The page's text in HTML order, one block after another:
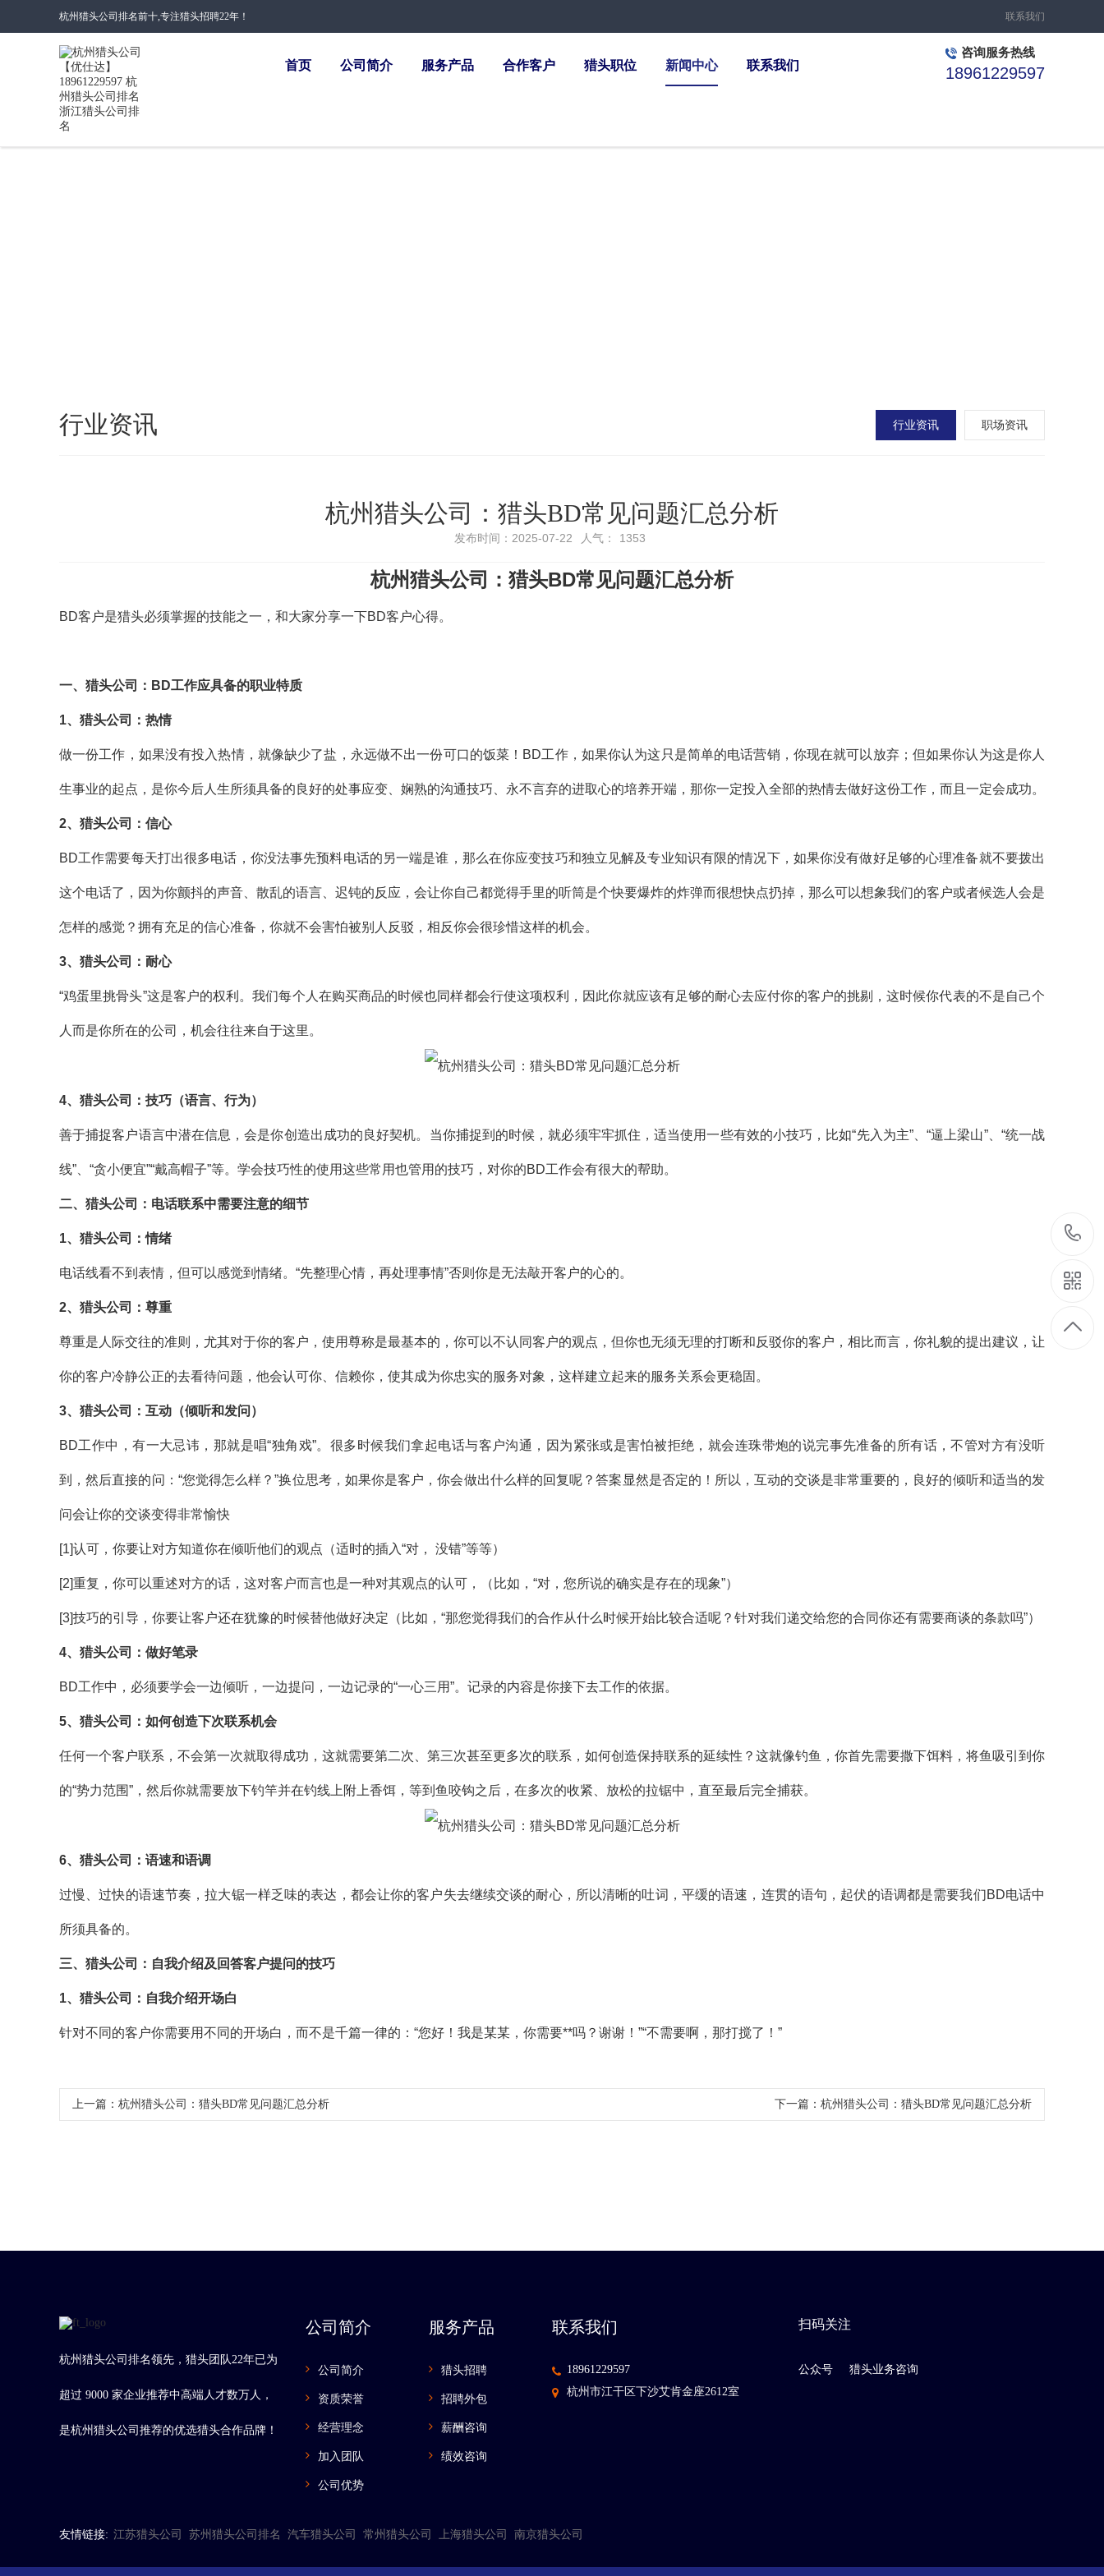
杭州猎头公司排名前十,专注猎头招聘22年！ 联系我们
首页 公司简介 服务产品 合作客户 猎头职位 新闻中心 联系我们
咨询服务热线
18961229597
行业资讯 行业资讯 职场资讯
杭州猎头公司：猎头BD常见问题汇总分析
发布时间：2025-07-22 人气： 1353
杭州猎头公司：猎头BD常见问题汇总分析
BD客户是猎头必须掌握的技能之一，和大家分享一下BD客户心得。
一、猎头公司：BD工作应具备的职业特质
1、猎头公司：热情
做一份工作，如果没有投入热情，就像缺少了盐，永远做不出一份可口的饭菜！BD工作，如果你认为这只是简单的电话营销，你现在就可以放弃；但如果你认为这是你人
生事业的起点，是你今后人生所须具备的良好的处事应变、娴熟的沟通技巧、永不言弃的进取心的培养开端，那你一定投入全部的热情去做好这份工作，而且一定会成功。
2、猎头公司：信心
BD工作需要每天打出很多电话，你没法事先预料电话的另一端是谁，那么在你应变技巧和独立见解及专业知识有限的情况下，如果你没有做好足够的心理准备就不要拨出
这个电话了，因为你颤抖的声音、散乱的语言、迟钝的反应，会让你自己都觉得手里的听筒是个快要爆炸的炸弹而很想快点扔掉，那么可以想象我们的客户或者候选人会是
怎样的感觉？拥有充足的信心准备，你就不会害怕被别人反驳，相反你会很珍惜这样的机会。
3、猎头公司：耐心
“鸡蛋里挑骨头”这是客户的权利。我们每个人在购买商品的时候也同样都会行使这项权利，因此你就应该有足够的耐心去应付你的客户的挑剔，这时候你代表的不是自己个
人而是你所在的公司，机会往往来自于这里。
4、猎头公司：技巧（语言、行为）
善于捕捉客户语言中潜在信息，会是你创造出成功的良好契机。当你捕捉到的时候，就必须牢牢抓住，适当使用一些有效的小技巧，比如“先入为主”、“逼上梁山”、“统一战
线”、“贪小便宜”“戴高帽子”等。学会技巧性的使用这些常用也管用的技巧，对你的BD工作会有很大的帮助。
二、猎头公司：电话联系中需要注意的细节
1、猎头公司：情绪
电话线看不到表情，但可以感觉到情绪。“先整理心情，再处理事情”否则你是无法敲开客户的心的。
2、猎头公司：尊重
尊重是人际交往的准则，尤其对于你的客户，使用尊称是最基本的，你可以不认同客户的观点，但你也无须无理的打断和反驳你的客户，相比而言，你礼貌的提出建议，让
你的客户冷静公正的去看待问题，他会认可你、信赖你，使其成为你忠实的服务对象，这样建立起来的服务关系会更稳固。
3、猎头公司：互动（倾听和发问）
BD工作中，有一大忌讳，那就是唱“独角戏”。很多时候我们拿起电话与客户沟通，因为紧张或是害怕被拒绝，就会连珠带炮的说完事先准备的所有话，不管对方有没听
到，然后直接的问：“您觉得怎么样？”换位思考，如果你是客户，你会做出什么样的回复呢？答案显然是否定的！所以，互动的交谈是非常重要的，良好的倾听和适当的发
问会让你的交谈变得非常愉快
[1]认可，你要让对方知道你在倾听他们的观点（适时的插入“对， 没错”等等）
[2]重复，你可以重述对方的话，这对客户而言也是一种对其观点的认可，（比如，“对，您所说的确实是存在的现象”）
[3]技巧的引导，你要让客户还在犹豫的时候替他做好决定（比如，“那您觉得我们的合作从什么时候开始比较合适呢？针对我们递交给您的合同你还有需要商谈的条款吗”）
4、猎头公司：做好笔录
BD工作中，必须要学会一边倾听，一边提问，一边记录的“一心三用”。记录的内容是你接下去工作的依据。
5、猎头公司：如何创造下次联系机会
任何一个客户联系，不会第一次就取得成功，这就需要第二次、第三次甚至更多次的联系，如何创造保持联系的延续性？这就像钓鱼，你首先需要撒下饵料，将鱼吸引到你
的“势力范围”，然后你就需要放下钓竿并在钓线上附上香饵，等到鱼咬钩之后，在多次的收紧、放松的拉锯中，直至最后完全捕获。
6、猎头公司：语速和语调
过慢、过快的语速节奏，拉大锯一样乏味的表达，都会让你的客户失去继续交谈的耐心，所以清晰的吐词，平缓的语速，连贯的语句，起伏的语调都是需要我们BD电话中
所须具备的。
三、猎头公司：自我介绍及回答客户提问的技巧
1、猎头公司：自我介绍开场白
针对不同的客户你需要用不同的开场白，而不是千篇一律的：“您好！我是某某，你需要**吗？谢谢！”“不需要啊，那打搅了！”
上一篇： 杭州猎头公司：猎头BD常见问题汇总分析 下一篇： 杭州猎头公司：猎头BD常见问题汇总分析
杭州猎头公司排名领先，猎头团队22年已为
超过 9000 家企业推荐中高端人才数万人，
是杭州猎头公司推荐的优选猎头合作品牌！
公司简介
公司简介
资质荣誉
经营理念
加入团队
公司优势
服务产品
猎头招聘
招聘外包
薪酬咨询
绩效咨询
联系我们
18961229597
杭州市江干区下沙艾肯金座2612室
扫码关注
公众号 猎头业务咨询
友情链接: 江苏猎头公司 苏州猎头公司排名 汽车猎头公司 常州猎头公司 上海猎头公司 南京猎头公司